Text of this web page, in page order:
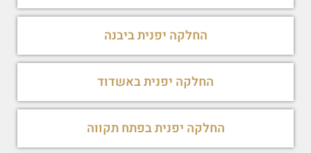
החלקה יפנית ביבנה
החלקה יפנית באשדוד
החלקה יפנית בפתח תקווה